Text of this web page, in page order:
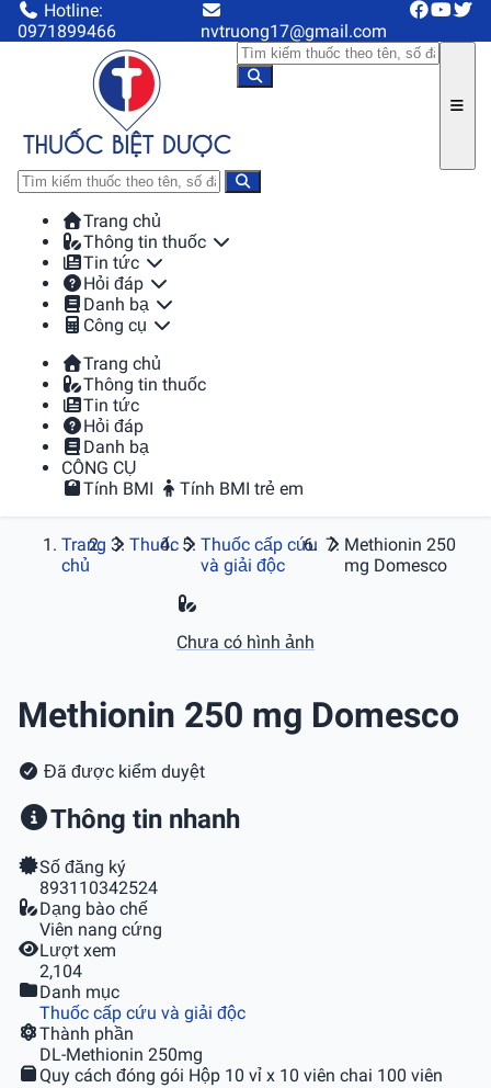
Hotline:
0971899466
nvtruong17@gmail.com
Trang chủ
Thông tin thuốc
Tin tức
Hỏi đáp
Danh bạ
Công cụ
Trang chủ
Thông tin thuốc
Tin tức
Hỏi đáp
Danh bạ
CÔNG CỤ
Tính BMI
Tính BMI trẻ em
Trang
chủ
Thuốc
Thuốc cấp cứu
và giải độc
Methionin 250
mg Domesco
Chưa có hình ảnh
Methionin 250 mg Domesco
Đã được kiểm duyệt
Thông tin nhanh
Số đăng ký
893110342524
Dạng bào chế
Viên nang cứng
Lượt xem
2,104
Danh mục
Thuốc cấp cứu và giải độc
Thành phần
DL-Methionin 250mg
Quy cách đóng gói Hộp 10 vỉ x 10 viên chai 100 viên